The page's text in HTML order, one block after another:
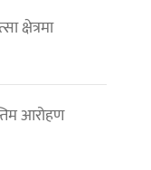
क्षेत्रमा
आरोहण